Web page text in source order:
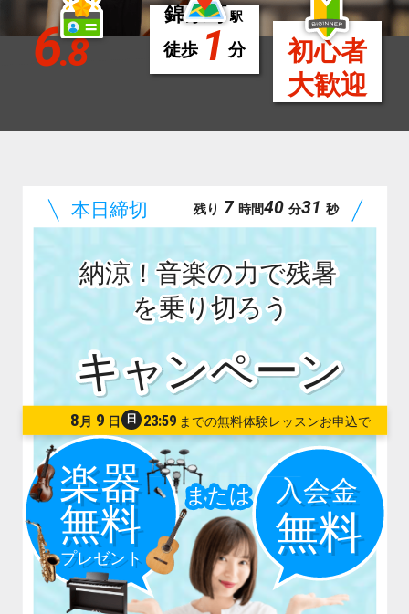
6.8
錦糸町駅
徒歩 1 分
初心者
大歓迎
納涼！音楽の力で残暑
を乗り切ろう
8 月 9 日 日 23:59
残り 7 時間40 分29 秒